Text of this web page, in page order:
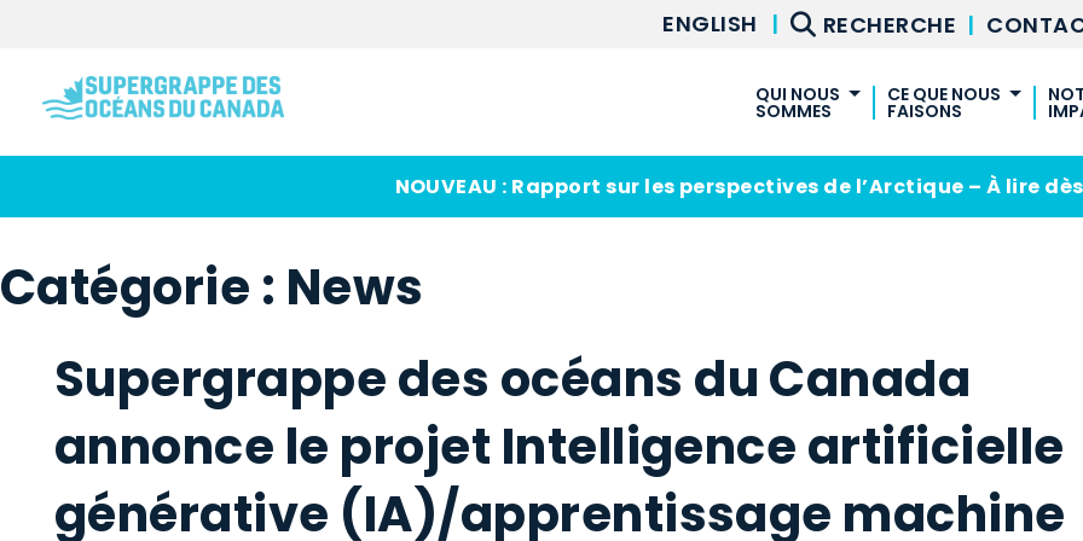
ENGLISH RECHERCHE |
QUI NOUS
SOMMES
À PROPOS DE SOC
CONSEIL D’ADMINISTRATION
NOTRE ÉQUIPE
NOS MEMBRES
CE QUE NOUS
FAISONS
PROJETS ET
PROJETS
RÉSEAU ET ADHÉSION
PARTENARIATS
NOUVEAU : Rapport sur les perspectives de l’Arctique – À lire
Catégorie : News
Supergrappe des océans du Canada
annonce le projet Intelligence artificielle
générative (IA)/apprentissage machine